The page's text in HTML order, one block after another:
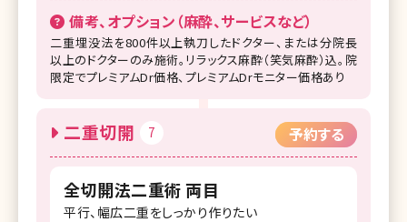
備考、オプション（麻酔、サービスなど）
二重埋没法を800件以上執刀したドクター、または分院長
以上のドクターのみ施術。リラックス麻酔（笑気麻酔）込。院
限定でプレミアムDr価格、プレミアムDrモニター価格あり
二重切開 7 予約する
全切開法二重術 両目
平行、幅広二重をしっかり作りたい